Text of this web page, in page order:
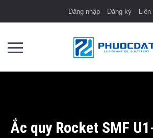
Đăng nhập Đăng ký Liên
Ắc quy Rocket SMF